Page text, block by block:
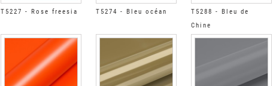
T5227 - Rose freesia T5274 - Bleu océan
T5288 - Bleu de
Chine